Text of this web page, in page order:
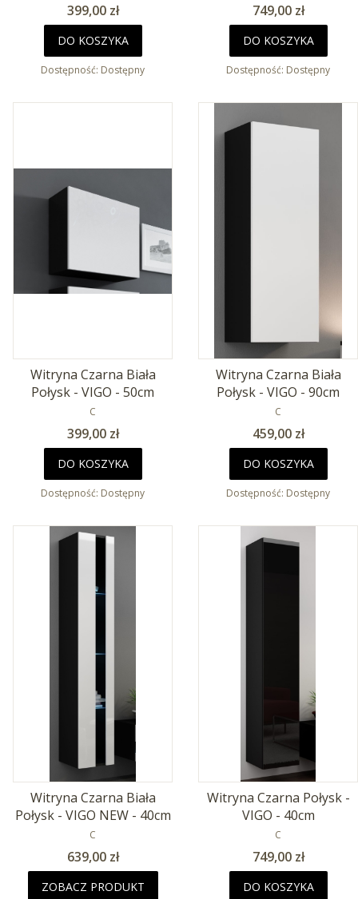
Cena
399,00 zł
DO KOSZYKA
Dostępność: Dostępny
Cena
749,00 zł
DO KOSZYKA
Dostępność: Dostępny
Witryna Czarna Biała
Połysk - VIGO - 50cm
PRODUCENT
C
Cena
399,00 zł
DO KOSZYKA
Dostępność: Dostępny
Witryna Czarna Biała
Połysk - VIGO - 90cm
PRODUCENT
C
Cena
459,00 zł
DO KOSZYKA
Dostępność: Dostępny
Witryna Czarna Biała
Połysk - VIGO NEW - 40cm
PRODUCENT
C
Cena
639,00 zł
ZOBACZ PRODUKT
Witryna Czarna Połysk -
VIGO - 40cm
PRODUCENT
C
Cena
749,00 zł
DO KOSZYKA